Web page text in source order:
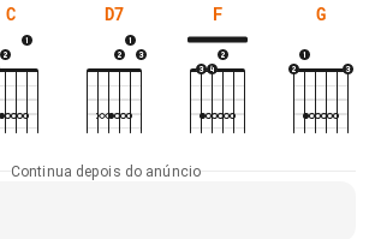
C D7 F G
Continua depois do anúncio